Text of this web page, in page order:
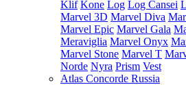
Klif Kone Log Log Cansei
Marvel 3D Marvel Diva
Marvel Epic Marvel Gala
Meraviglia Marvel Onyx
Marvel Stone Marvel T
Norde Nyra Prism Vest
Atlas Concorde Russia